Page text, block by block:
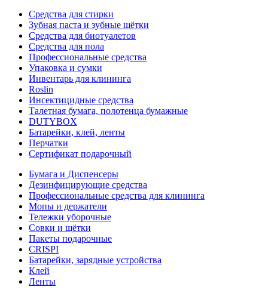
Средства для стирки
Зубная паста и зубные щётки
Средства для биотуалетов
Средства для пола
Профессиональные средства
Упаковка и сумки
Инвентарь для клининга
Roslin
Инсектицидные средства
Талетная бумага, полотенца бумажные
DUTYBOX
Батарейки, клей, ленты
Перчатки
Сертификат подарочный
Бумага и Диспенсеры
Дезинфицирующие средства
Профессиональные средства для клининга
Мопы и держатели
Тележки уборочные
Совки и щётки
Пакеты подарочные
CRISPI
Батарейки, зарядные устройства
Клей
Ленты